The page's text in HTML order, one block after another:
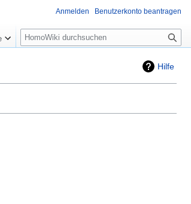
Hilfe
Anmelden Benutzerkonto beantragen
Suche